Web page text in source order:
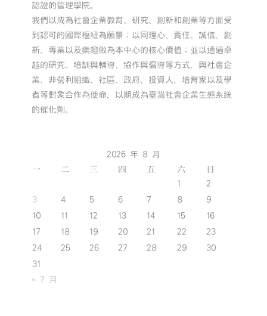
認證的管理學院。
我們以成為社會企業教育、研究、創新和創業等方面受
到認可的國際樞紐為願景；以同理心、責任、誠信、創
新、專業以及樂趣做為本中心的核心價值；並以通過卓
越的研究、培訓與輔導、協作與倡導等方式，與社會企
業、非營利組織、社區、政府、投資人、培育家以及學
者等對象合作為使命，以期成為臺灣社會企業生態系統
的催化劑。
2026 年 8 月
一 二 三 四 五 六 日
1
2
3
4 5 6 7 8
9
10
11 12 13 14 15
16
17
18 19 20 21 22
23
24
25 26 27 28 29
30
31
« 7 月